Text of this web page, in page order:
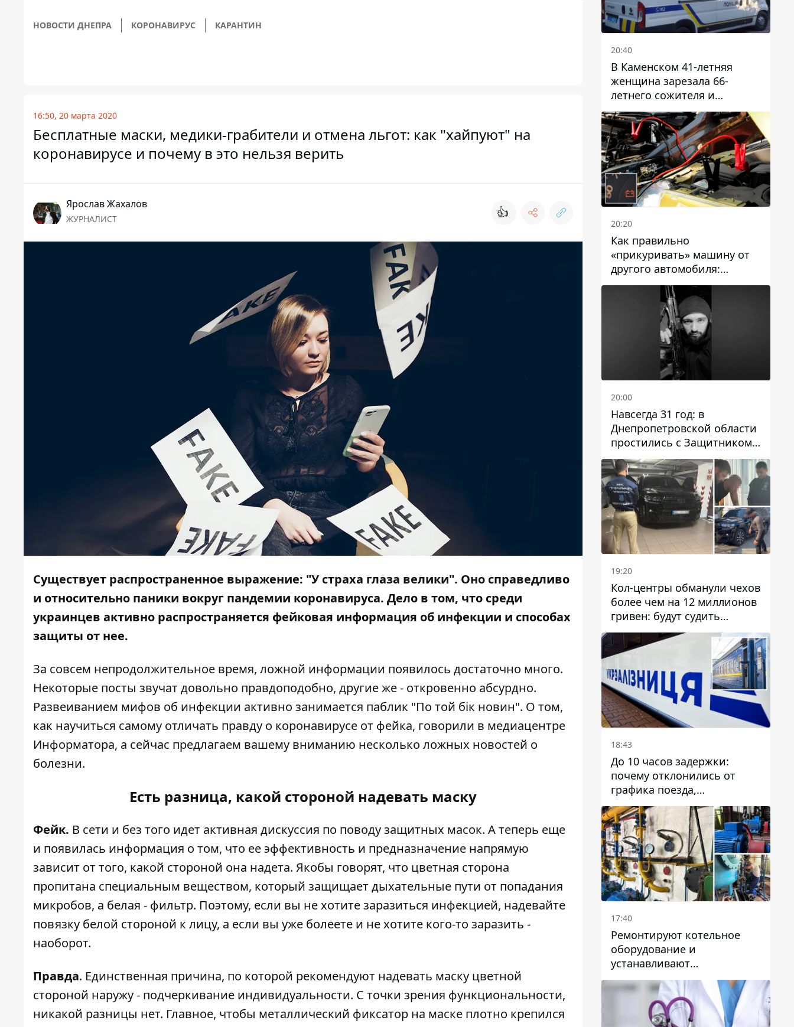
НОВОСТИ ДНЕПРА КОРОНАВИРУС КАРАНТИН
16:50, 20 марта 2020
Бесплатные маски, медики-грабители и отмена льгот: как "хайпуют" на
коронавирусе и почему в это нельзя верить
Ярослав Жахалов
ЖУРНАЛИСТ 👍
Существует распространенное выражение: "У страха глаза велики". Оно справедливо
и относительно паники вокруг пандемии коронавируса. Дело в том, что среди
украинцев активно распространяется фейковая информация об инфекции и способах
защиты от нее.
За совсем непродолжительное время, ложной информации появилось достаточно много.
Некоторые посты звучат довольно правдоподобно, другие же - откровенно абсурдно.
Развеиванием мифов об инфекции активно занимается паблик "По той бік новин". О том,
как научиться самому отличать правду о коронавирусе от фейка, говорили в медиацентре
Информатора, а сейчас предлагаем вашему вниманию несколько ложных новостей о
болезни.
Есть разница, какой стороной надевать маску
Фейк. В сети и без того идет активная дискуссия по поводу защитных масок. А теперь еще
и появилась информация о том, что ее эффективность и предназначение напрямую
зависит от того, какой стороной она надета. Якобы говорят, что цветная сторона
пропитана специальным веществом, который защищает дыхательные пути от попадания
микробов, а белая - фильтр. Поэтому, если вы не хотите заразиться инфекцией, надевайте
повязку белой стороной к лицу, а если вы уже болеете и не хотите кого-то заразить -
наоборот.
Правда. Единственная причина, по которой рекомендуют надевать маску цветной
стороной наружу - подчеркивание индивидуальности. С точки зрения функциональности,
никакой разницы нет. Главное, чтобы металлический фиксатор на маске плотно крепился
20:40
В Каменском 41-летняя
женщина зарезала 66-
летнего сожителя и
пыталась обмануть
полицейских
20:20
Как правильно
«прикуривать» машину от
другого автомобиля:
инструкция для водителей
20:00
Навсегда 31 год: в
Днепропетровской области
простились с Защитником
Александром Репиным
19:20
Кол-центры обманули чехов
более чем на 12 миллионов
гривен: будут судить
днепрянина,
организовавшего
транснациональную
преступную организацию
18:43
До 10 часов задержки:
почему отклонились от
графика поезда,
курсирующие через Днепр
и область
17:40
Ремонтируют котельное
оборудование и
устанавливают
генераторные установки:
как в Днепре готовятся к
отопительному сезону